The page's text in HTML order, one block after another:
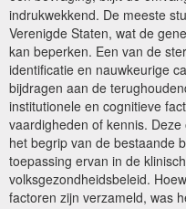
indrukwekkend. De meeste
Verenigde Staten, wat de
kan beperken. Een van de
identificatie en nauwkeurige
bijdragen aan de
institutionele en cognitieve
vaardigheden of kennis.
het begrip van de bestaande
toepassing ervan in de
volksgezondheidsbeleid.
factoren zijn verzameld, was